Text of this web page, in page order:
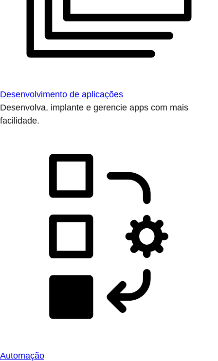
Desenvolvimento de aplicações
Desenvolva, implante e gerencie apps com mais
facilidade.
Automação